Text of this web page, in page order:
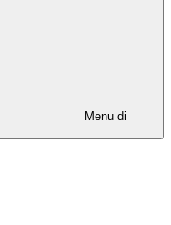
Menu di